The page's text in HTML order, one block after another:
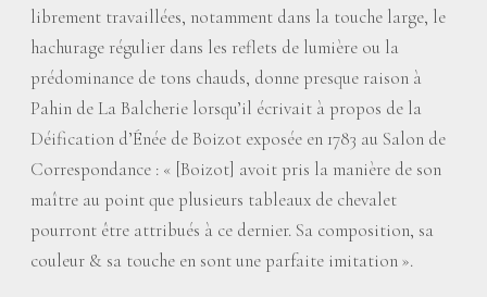
librement travaillées, notamment dans la touche large, le
hachurage régulier dans les reflets de lumière ou la
prédominance de tons chauds, donne presque raison à
Pahin de La Balcherie lorsqu’il écrivait à propos de la
Déification d’Énée de Boizot exposée en 1783 au Salon de
Correspondance : « [Boizot] avoit pris la manière de son
maître au point que plusieurs tableaux de chevalet
pourront être attribués à ce dernier. Sa composition, sa
couleur & sa touche en sont une parfaite imitation».